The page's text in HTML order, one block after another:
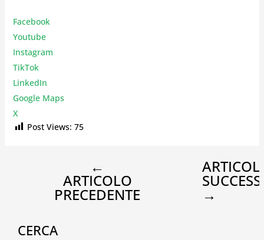
Facebook
Youtube
Instagram
TikTok
LinkedIn
Google Maps
X
Post Views: 75
←
ARTICOLO
PRECEDENTE →
CERCA